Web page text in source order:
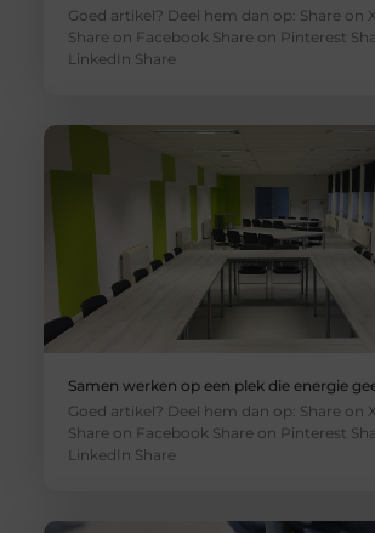
Goed artikel? Deel hem dan op: Share on
Share on Facebook Share on Pinterest
LinkedIn Share
Samen werken op een plek die energie
Goed artikel? Deel hem dan op: Share on
Share on Facebook Share on Pinterest
LinkedIn Share